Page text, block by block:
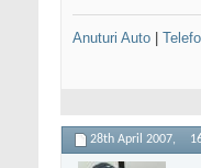
Anuturi Auto
28th April 2007,